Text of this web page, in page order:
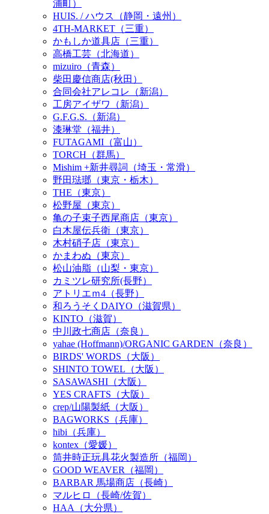
浦町）
HUIS. / ハウス（静岡・遠州）
4TH-MARKET（三重）
かもしか道具店（三重）
高橋工芸（北海道）
mizuiro（青森）
柴田慶信商店(秋田）
合同会社アレコレ（新潟）
工房アイザワ（新潟）
G.F.G.S.（新潟）
漆琳堂（福井）
FUTAGAMI（富山）
TORCH（群馬）
Mishim +新井尋詞（埼玉・常滑）
野田琺瑯（東京・栃木）
THE（東京）
松野屋（東京）
亀の子束子西尾商店（東京）
白木屋伝兵衛（東京）
木村硝子店（東京）
かまわぬ（東京）
松山油脂（山梨・東京）
カミツレ研究所(長野）
アトリエｍ4（長野）
和ろうそくDAIYO（滋賀県）
KINTO（滋賀）
中川政七商店（奈良）
yahae (Hoffmann)/ORGANIC GARDEN（奈良）
BIRDS' WORDS（大阪）
SHINTO TOWEL（大阪）
SASAWASHI（大阪）
YES CRAFTS（大阪）
crep/山陽製紙（大阪）
BAGWORKS（兵庫）
hibi（兵庫）
kontex（愛媛）
筒井時正玩具花火製造所（福岡）
GOOD WEAVER（福岡）
BARBAR 馬場商店（長崎）
マルヒロ（長崎/佐賀）
HAA（大分県）